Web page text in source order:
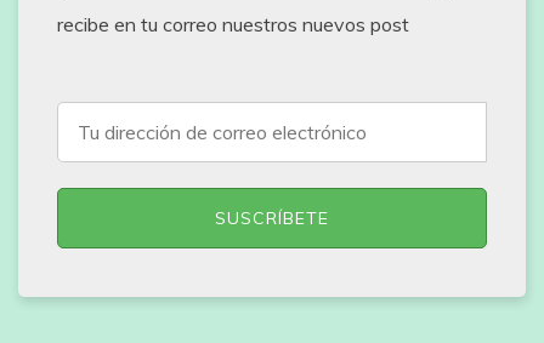
recibe en tu correo nuestros nuevos post